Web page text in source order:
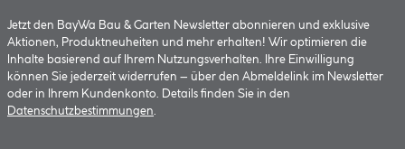
Jetzt den BayWa Bau & Garten Newsletter abonnieren und exklusive
Aktionen, Produktneuheiten und mehr erhalten! Wir optimieren die
Inhalte basierend auf Ihrem Nutzungsverhalten. Ihre Einwilligung
können Sie jederzeit widerrufen – über den Abmeldelink im Newsletter
oder in Ihrem Kundenkonto. Details finden Sie in den
Datenschutzbestimmungen.